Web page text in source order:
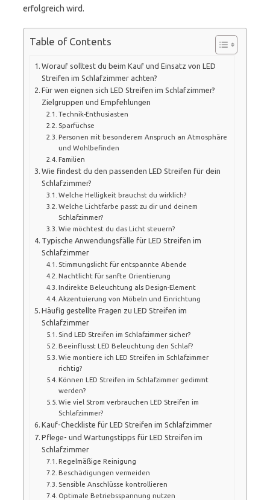
erfolgreich wird.
Table of Contents
Worauf solltest du beim Kauf und Einsatz von LED
Streifen im Schlafzimmer achten?
Für wen eignen sich LED Streifen im Schlafzimmer?
Zielgruppen und Empfehlungen
Technik-Enthusiasten
Sparfüchse
Personen mit besonderem Anspruch an Atmosphäre
und Wohlbefinden
Familien
Wie findest du den passenden LED Streifen für dein
Schlafzimmer?
Welche Helligkeit brauchst du wirklich?
Welche Lichtfarbe passt zu dir und deinem
Schlafzimmer?
Wie möchtest du das Licht steuern?
Typische Anwendungsfälle für LED Streifen im
Schlafzimmer
Stimmungslicht für entspannte Abende
Nachtlicht für sanfte Orientierung
Indirekte Beleuchtung als Design-Element
Akzentuierung von Möbeln und Einrichtung
Häufig gestellte Fragen zu LED Streifen im
Schlafzimmer
Sind LED Streifen im Schlafzimmer sicher?
Beeinflusst LED Beleuchtung den Schlaf?
Wie montiere ich LED Streifen im Schlafzimmer
richtig?
Können LED Streifen im Schlafzimmer gedimmt
werden?
Wie viel Strom verbrauchen LED Streifen im
Schlafzimmer?
Kauf-Checkliste für LED Streifen im Schlafzimmer
Pflege- und Wartungstipps für LED Streifen im
Schlafzimmer
Regelmäßige Reinigung
Beschädigungen vermeiden
Sensible Anschlüsse kontrollieren
Optimale Betriebsspannung nutzen